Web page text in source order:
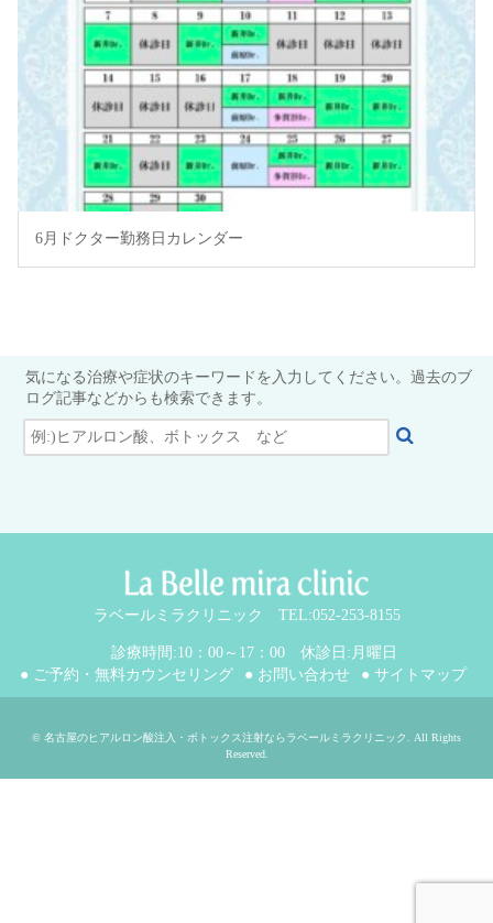
6月ドクター勤務日カレンダー
気になる治療や症状のキーワードを入力してください。過去のブ
ログ記事などからも検索できます。
ラベールミラクリニック TEL:052-253-8155
診療時間:10：00～17：00 休診日:月曜日
● ご予約・無料カウンセリング
● お問い合わせ ● サイトマップ
© 名古屋のヒアルロン酸注入・ボトックス注射ならラベールミラクリニック
. All Rights
Reserved.